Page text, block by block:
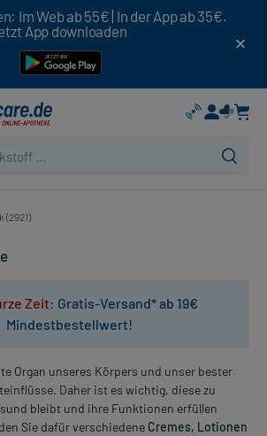
Im Web ab 55€ | In der App ab 35€.
App downloaden
(2921)
Zeit: Gratis-Versand* ab 19€
Mindestbestellwert!
Organ unseres Körpers und unser bester
Daher ist es wichtig, diese zu
bleibt und ihre Funktionen erfüllen
Sie dafür verschiedene Cremes, Lotionen